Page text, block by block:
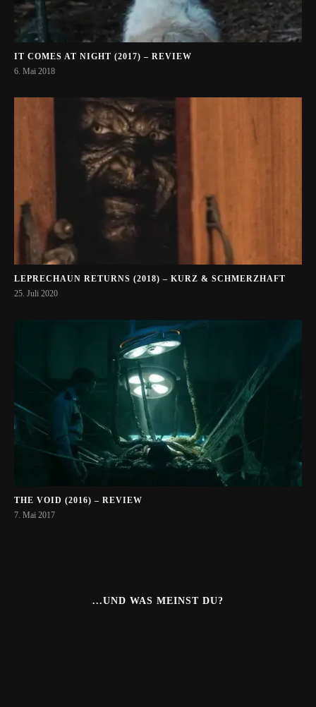
IT COMES AT NIGHT (2017) – REVIEW
6. Mai 2018
LEPRECHAUN RETURNS (2018) – KURZ & SCHMERZHAFT
25. Juli 2020
THE VOID (2016) – REVIEW
7. Mai 2017
...UND WAS MEINST DU?